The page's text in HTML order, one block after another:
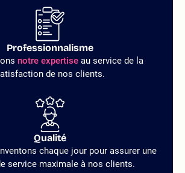
Professionnalisme
notre expertiseau service de la
de nos clients.
Qualité
chaque jour pour assurer une
service maximale à nos clients.